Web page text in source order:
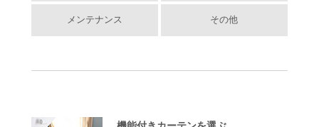
メンテナンス その他